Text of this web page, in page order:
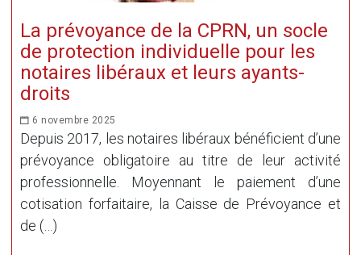
La prévoyance de la CPRN, un socle
de protection individuelle pour les
notaires libéraux et leurs ayants-
droits
6 novembre 2025
Depuis 2017, les notaires libéraux bénéficient d’une
prévoyance obligatoire au titre de leur activité
professionnelle. Moyennant le paiement d’une
cotisation forfaitaire, la Caisse de Prévoyance et
de (…)